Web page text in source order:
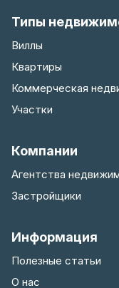
Типы
Виллы
Квартиры
Коммерческая
Участки
Компании
Агентства
Застройщики
Информация
Полезные статьи
О нас